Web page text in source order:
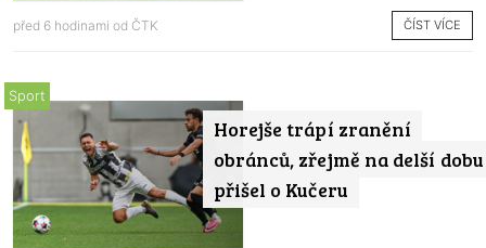
před 6 hodinami od ČTK ČÍST VÍCE
Horejše trápí zranění
obránců, zřejmě na delší dobu
přišel o Kučeru
Sport